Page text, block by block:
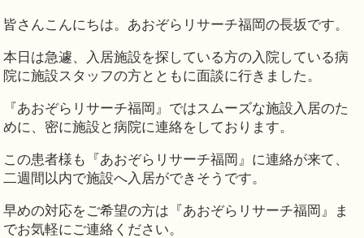
皆さんこんにちは。あおぞらリサーチ福岡の長坂です。
本日は急遽、入居施設を探している方の入院している病
院に施設スタッフの方とともに面談に行きました。
『あおぞらリサーチ福岡』ではスムーズな施設入居のた
めに、密に施設と病院に連絡をしております。
この患者様も『あおぞらリサーチ福岡』に連絡が来て、
二週間以内で施設へ入居ができそうです。
早めの対応をご希望の方は『あおぞらリサーチ福岡』ま
でお気軽にご連絡ください。